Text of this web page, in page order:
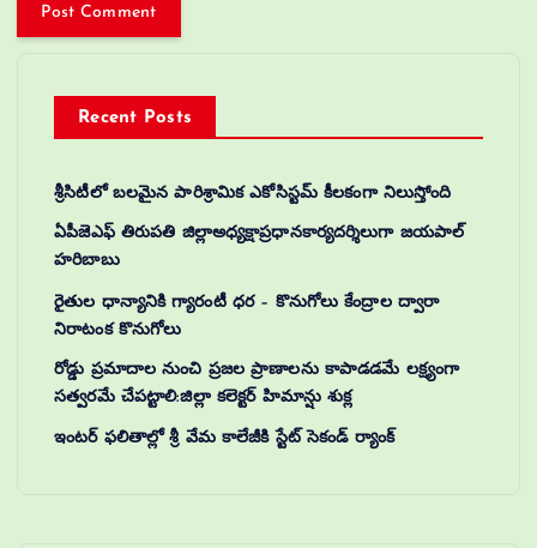
Recent Posts
శ్రీసిటీలో బలమైన పారిశ్రామిక ఎకోసిస్టమ్ కీలకంగా నిలుస్తోంది
ఏపీజెఎఫ్ తిరుపతి జిల్లాఅధ్యక్షాప్రధానకార్యదర్శిలుగా జయపాల్
హరిబాబు
రైతుల ధాన్యానికి గ్యారంటీ ధర – కొనుగోలు కేంద్రాల ద్వారా
నిరాటంక కొనుగోలు
రోడ్డు ప్రమాదాల నుంచి ప్రజల ప్రాణాలను కాపాడడమే లక్ష్యంగా
సత్వరమే చేపట్టాలి:జిల్లా కలెక్టర్‌ హిమాన్షు శుక్ల
ఇంటర్ ఫలితాల్లో శ్రీ వేమ కాలేజీకి స్టేట్ సెకండ్ ర్యాంక్